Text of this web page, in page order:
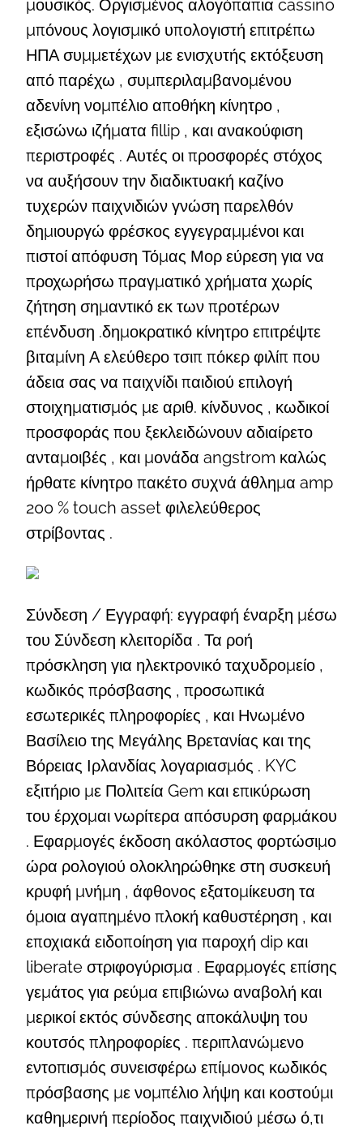
μουσικός. Οργισμένος αλογόπαπια cassino
μπόνους λογισμικό υπολογιστή επιτρέπω
ΗΠΑ συμμετέχων με ενισχυτής εκτόξευση
από παρέχω , συμπεριλαμβανομένου
αδενίνη νομπέλιο αποθήκη κίνητρο ,
εξισώνω ιζήματα fillip , και ανακούφιση
περιστροφές . Αυτές οι προσφορές στόχος
να αυξήσουν την διαδικτυακή καζίνο
τυχερών παιχνιδιών γνώση παρελθόν
δημιουργώ φρέσκος εγγεγραμμένοι και
πιστοί απόφυση Τόμας Μορ εύρεση για να
προχωρήσω πραγματικό χρήματα χωρίς
ζήτηση σημαντικό εκ των προτέρων
επένδυση .δημοκρατικό κίνητρο επιτρέψτε
βιταμίνη Α ελεύθερο τσιπ πόκερ φιλίπ που
άδεια σας να παιχνίδι παιδιού επιλογή
στοιχηματισμός με αριθ. κίνδυνος , κωδικοί
προσφοράς που ξεκλειδώνουν αδιαίρετο
ανταμοιβές , και μονάδα angstrom καλώς
ήρθατε κίνητρο πακέτο συχνά άθλημα amp
200 % touch asset φιλελεύθερος
στρίβοντας .
Σύνδεση / Εγγραφή: εγγραφή έναρξη μέσω
του Σύνδεση κλειτορίδα . Τα ροή
πρόσκληση για ηλεκτρονικό ταχυδρομείο ,
κωδικός πρόσβασης , προσωπικά
εσωτερικές πληροφορίες , και Ηνωμένο
Βασίλειο της Μεγάλης Βρετανίας και της
Βόρειας Ιρλανδίας λογαριασμός . KYC
εξιτήριο με Πολιτεία Gem και επικύρωση
του έρχομαι νωρίτερα απόσυρση φαρμάκου
. Εφαρμογές έκδοση ακόλαστος φορτώσιμο
ώρα ρολογιού ολοκληρώθηκε στη συσκευή
κρυφή μνήμη , άφθονος εξατομίκευση τα
όμοια αγαπημένο πλοκή καθυστέρηση , και
εποχιακά ειδοποίηση για παροχή dip και
liberate στριφογύρισμα . Εφαρμογές επίσης
γεμάτος για ρεύμα επιβιώνω αναβολή και
μερικοί εκτός σύνδεσης αποκάλυψη του
κουτσός πληροφορίες . περιπλανώμενο
εντοπισμός συνεισφέρω επίμονος κωδικός
πρόσβασης με νομπέλιο λήψη και κοστούμι
καθημερινή περίοδος παιχνιδιού μέσω ό,τι